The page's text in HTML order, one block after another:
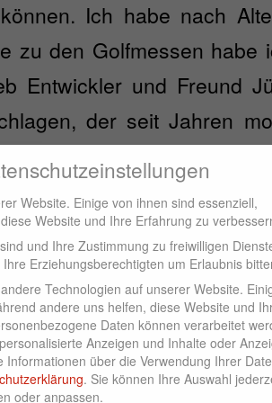
Ich habe nach
zu den Golfmessen habe
Entwickler und Freund
der seit Jahren
Shops zur
dieser Idee hat uns
Golfmesse
Website. Einige von ihnen sind essenziell,
Website und Ihre Erfahrung zu
und Ihre Zustimmung zu freiwilligen
Erziehungsberechtigten um Erlaubnis
Technologien auf unserer Website.
andere uns helfen, diese Website und
Daten können verarbeitet
Anzeigen und Inhalte oder
Informationen über die Verwendung Ihrer
. Sie können Ihre Auswahl
oder anpassen.